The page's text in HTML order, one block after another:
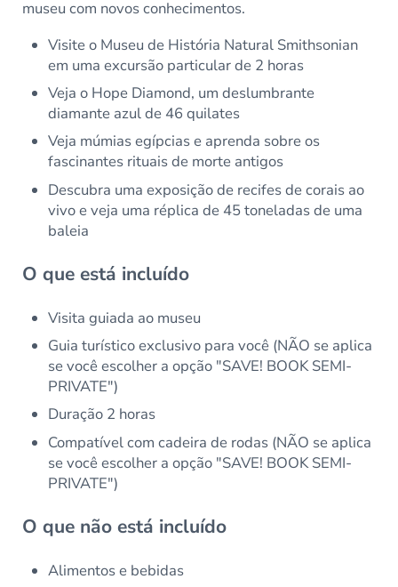
museu com novos conhecimentos.
Visite o Museu de História Natural Smithsonian
em uma excursão particular de 2 horas
Veja o Hope Diamond, um deslumbrante
diamante azul de 46 quilates
Veja múmias egípcias e aprenda sobre os
fascinantes rituais de morte antigos
Descubra uma exposição de recifes de corais ao
vivo e veja uma réplica de 45 toneladas de uma
baleia
O que está incluído
Visita guiada ao museu
Guia turístico exclusivo para você (NÃO se aplica
se você escolher a opção "SAVE! BOOK SEMI-
PRIVATE")
Duração 2 horas
Compatível com cadeira de rodas (NÃO se aplica
se você escolher a opção "SAVE! BOOK SEMI-
PRIVATE")
O que não está incluído
Alimentos e bebidas